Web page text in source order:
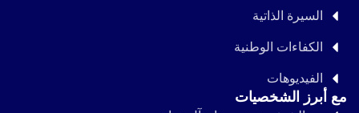
السيرة الذاتية
الكفاءات الوطنية
الفيديوهات
مع أبرز الشخصيات